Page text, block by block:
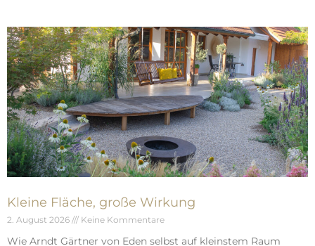
Kleine Fläche, große Wirkung
2. August 2026 Keine Kommentare
Wie Arndt Gärtner von Eden selbst auf kleinstem Raum